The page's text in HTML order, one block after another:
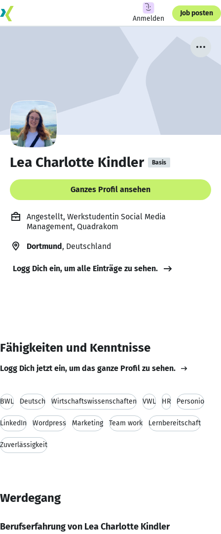
Anmelden
Job posten
Lea Charlotte Kindler Basis
Ganzes Profil ansehen
Angestellt, Werkstudentin Social Media
Management, Quadrakom
Dortmund, Deutschland
Logg Dich ein, um alle Einträge zu sehen.
Fähigkeiten und Kenntnisse
Logg Dich jetzt ein, um das ganze Profil zu sehen.
BWL Deutsch Wirtschaftswissenschaften VWL HR Personio
LinkedIn Wordpress Marketing Team work Lernbereitschaft
Zuverlässigkeit
Werdegang
Berufserfahrung von Lea Charlotte Kindler